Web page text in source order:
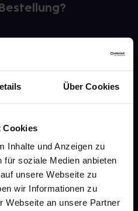
Über Cookies
Cookies
Inhalte und Anzeigen zu
für soziale Medien anbieten
unsere Webseite zu
wir Informationen zu
Webseite an unsere Partner